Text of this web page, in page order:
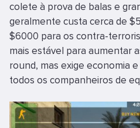
colete à prova de balas e
geralmente custa cerca de
$6000 para os contra-
mais estável para aumentar
round, mas exige economia
todos os companheiros de